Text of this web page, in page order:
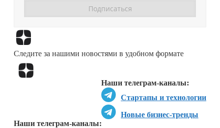
Следите за нашими новостями в удобном формате
Наши телеграм-каналы:
Стартапы и технологии
Новые бизнес-тренды
Наши телеграм-каналы: